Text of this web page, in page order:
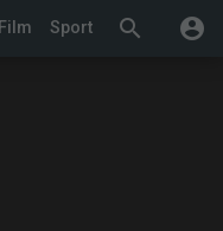
search account_circle
Film Sport